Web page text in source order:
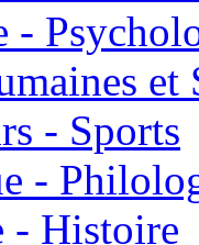
-
et
- Sports
-
- Histoire